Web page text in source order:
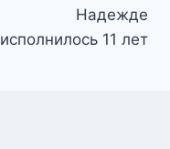
Надежде
исполнилось 11 лет